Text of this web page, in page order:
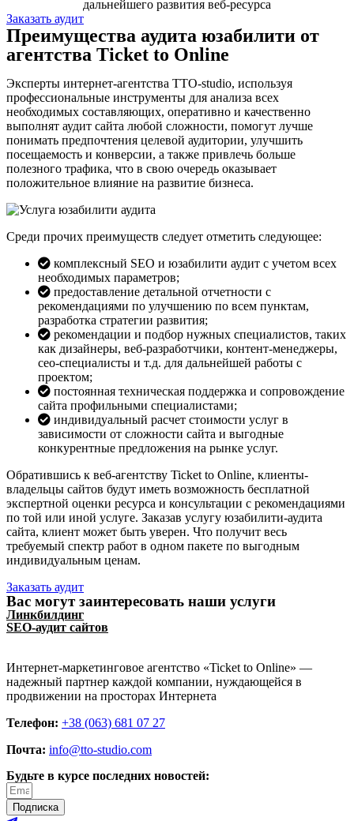
дальнейшего развития веб-ресурса
Заказать аудит
Преимущества аудита юзабилити от
агентства Ticket to Online
Эксперты интернет-агентства TTO-studio, используя
профессиональные инструменты для анализа всех
необходимых составляющих, оперативно и качественно
выполнят аудит сайта любой сложности, помогут лучше
понимать предпочтения целевой аудитории, улучшить
посещаемость и конверсии, а также привлечь больше
полезного трафика, что в свою очередь оказывает
положительное влияние на развитие бизнеса.
Среди прочих преимуществ следует отметить следующее:
комплексный SEO и юзабилити аудит с учетом всех
необходимых параметров;
предоставление детальной отчетности с
рекомендациями по улучшению по всем пунктам,
разработка стратегии развития;
рекомендации и подбор нужных специалистов, таких
как дизайнеры, веб-разработчики, контент-менеджеры,
сео-специалисты и т.д. для дальнейшей работы с
проектом;
постоянная техническая поддержка и сопровождение
сайта профильными специалистами;
индивидуальный расчет стоимости услуг в
зависимости от сложности сайта и выгодные
конкурентные предложения на рынке услуг.
Обратившись к веб-агентству Ticket to Online, клиенты-
владельцы сайтов будут иметь возможность бесплатной
экспертной оценки ресурса и консультации с рекомендациями
по той или иной услуге. Заказав услугу юзабилити-аудита
сайта, клиент может быть уверен. Что получит весь
требуемый спектр работ в одном пакете по выгодным
индивидуальным ценам.
Заказать аудит
Вас могут заинтересовать наши услуги
Линкбилдинг
SEO-аудит сайтов
Интернет-маркетинговое агентство «Ticket to Online» —
надежный партнер каждой компании, нуждающейся в
продвижении на просторах Интернета
Телефон: +38 (063) 681 07 27
Почта: info@tto-studio.com
Будьте в курсе последних новостей:
Подписка